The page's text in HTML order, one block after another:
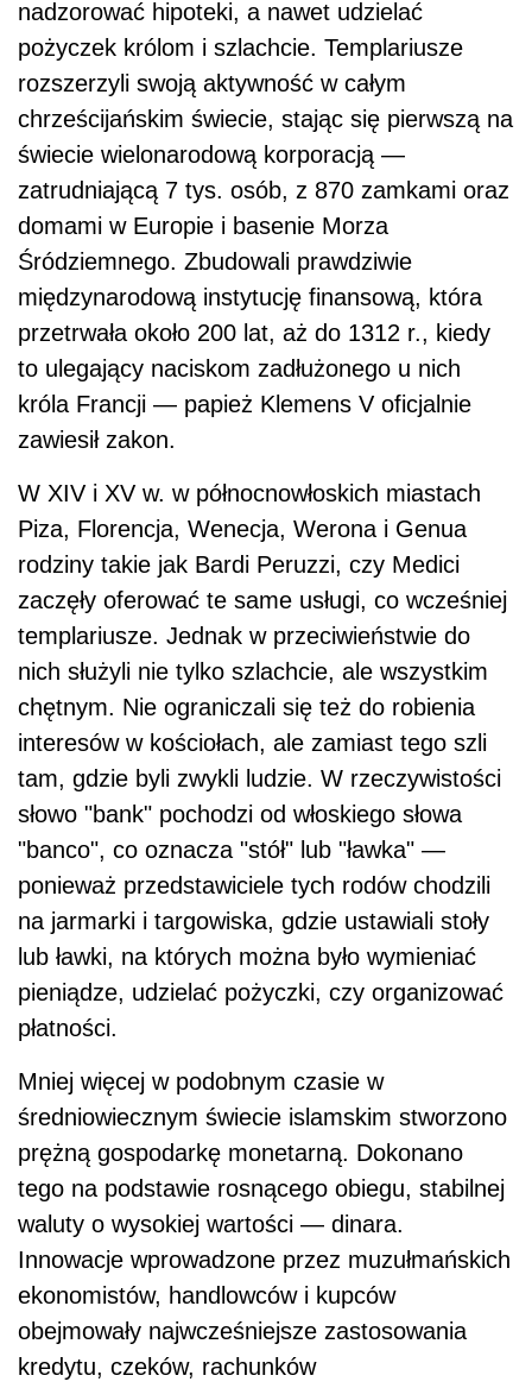
nadzorować hipoteki, a nawet udzielać
pożyczek królom i szlachcie. Templariusze
rozszerzyli swoją aktywność w całym
chrześcijańskim świecie, stając się pierwszą na
świecie wielonarodową korporacją —
zatrudniającą 7 tys. osób, z 870 zamkami oraz
domami w Europie i basenie Morza
Śródziemnego. Zbudowali prawdziwie
międzynarodową instytucję finansową, która
przetrwała około 200 lat, aż do 1312 r., kiedy
to ulegający naciskom zadłużonego u nich
króla Francji — papież Klemens V oficjalnie
zawiesił zakon.
W XIV i XV w. w północnowłoskich miastach
Piza, Florencja, Wenecja, Werona i Genua
rodziny takie jak Bardi Peruzzi, czy Medici
zaczęły oferować te same usługi, co wcześniej
templariusze. Jednak w przeciwieństwie do
nich służyli nie tylko szlachcie, ale wszystkim
chętnym. Nie ograniczali się też do robienia
interesów w kościołach, ale zamiast tego szli
tam, gdzie byli zwykli ludzie. W rzeczywistości
słowo "bank" pochodzi od włoskiego słowa
"banco", co oznacza "stół" lub "ławka" —
ponieważ przedstawiciele tych rodów chodzili
na jarmarki i targowiska, gdzie ustawiali stoły
lub ławki, na których można było wymieniać
pieniądze, udzielać pożyczki, czy organizować
płatności.
Mniej więcej w podobnym czasie w
średniowiecznym świecie islamskim stworzono
prężną gospodarkę monetarną. Dokonano
tego na podstawie rosnącego obiegu, stabilnej
waluty o wysokiej wartości — dinara.
Innowacje wprowadzone przez muzułmańskich
ekonomistów, handlowców i kupców
obejmowały najwcześniejsze zastosowania
kredytu, czeków, rachunków